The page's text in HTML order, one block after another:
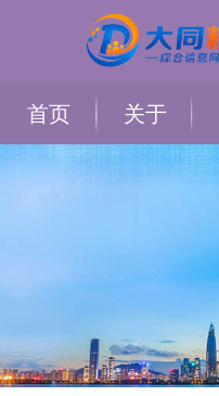
首页 关于